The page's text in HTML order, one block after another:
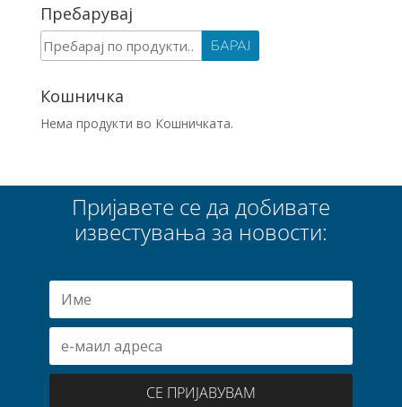
Пребарувај
Барај
за:
БАРАЈ
Кошничка
Нема продукти во Кошничката.
Пријавете се да добивате
известувања за новости:
СЕ ПРИЈАВУВАМ